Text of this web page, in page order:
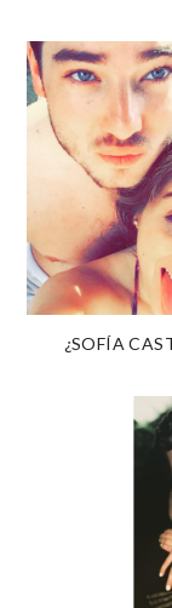
¿SOFÍA